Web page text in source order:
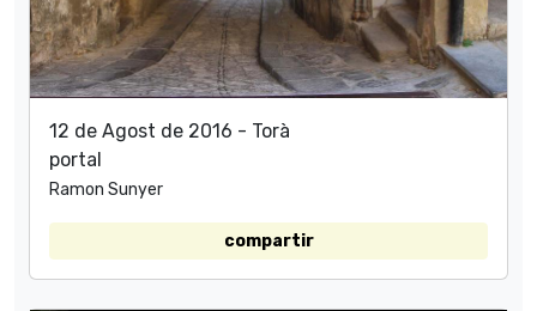
12 de Agost de 2016 - Torà
portal
Ramon Sunyer
compartir